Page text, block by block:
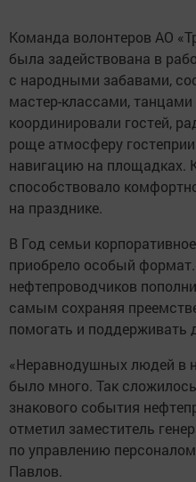
Команда волонтеров АО
была задействована в
с народными забавами,
мастер-классами,
координировали гостей,
роще атмосферу
навигацию на площадках.
способствовало
на празднике.
В Год семьи
приобрело особый
нефтепроводчиков
самым сохраняя
помогать и
«Неравнодушных людей в
было много. Так
знакового события
отметил заместитель
по управлению
Павлов.